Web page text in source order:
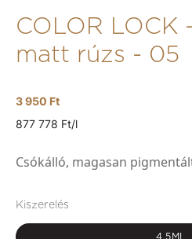
COLOR LOCK
matt rúzs - 05
3 950 Ft
877 778 Ft/l
Csókálló, magasan
Kiszerelés
4,5ML